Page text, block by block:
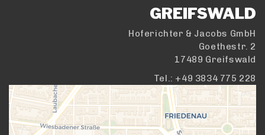
GREIFSWALD
Hoferichter & Jacobs GmbH
Goethestr. 2
17489 Greifswald
Tel.: +49 3834 775 228